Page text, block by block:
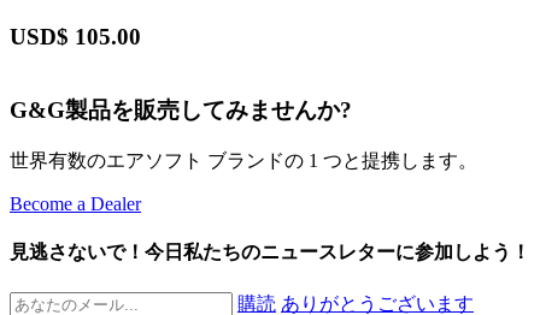
USD$ 105.00
G&G製品を販売してみませんか?
世界有数のエアソフト ブランドの 1 つと提携します。
Become a Dealer
見逃さないで！今日私たちのニュースレターに参加しよう！
購読 ありがとうございます